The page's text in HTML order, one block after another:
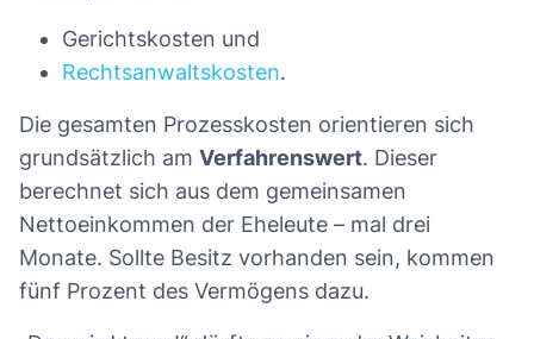
Gerichtskosten und
Rechtsanwaltskosten.
Die gesamten Prozesskosten orientieren sich
grundsätzlich am Verfahrenswert. Dieser
berechnet sich aus dem gemeinsamen
Nettoeinkommen der Eheleute – mal drei
Monate. Sollte Besitz vorhanden sein, kommen
fünf Prozent des Vermögens dazu.